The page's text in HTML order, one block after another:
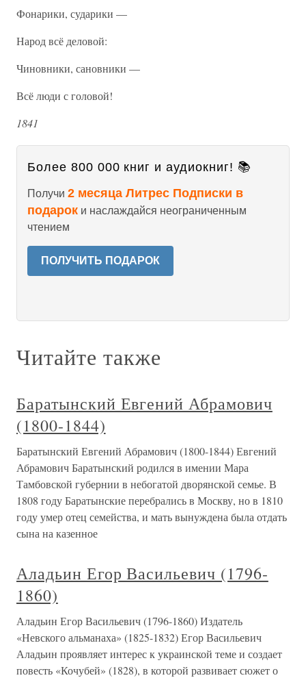
Фонарики, сударики —
Народ всё деловой:
Чиновники, сановники —
Всё люди с головой!
1841
Более 800 000 книг и аудиокниг! 📚
Получи 2 месяца Литрес Подписки в
подарок и наслаждайся неограниченным
чтением
ПОЛУЧИТЬ ПОДАРОК
Читайте также
Баратынский Евгений Абрамович
(1800-1844)
Баратынский Евгений Абрамович (1800-1844) Евгений
Абрамович Баратынский родился в имении Мара
Тамбовской губернии в небогатой дворянской семье. В
1808 году Баратынские перебрались в Москву, но в 1810
году умер отец семейства, и мать вынуждена была отдать
сына на казенное
Аладьин Егор Васильевич (1796-
1860)
Аладьин Егор Васильевич (1796-1860) Издатель
«Невского альманаха» (1825-1832) Егор Васильевич
Аладьин проявляет интерес к украинской теме и создает
повесть «Кочубей» (1828), в которой развивает сюжет о